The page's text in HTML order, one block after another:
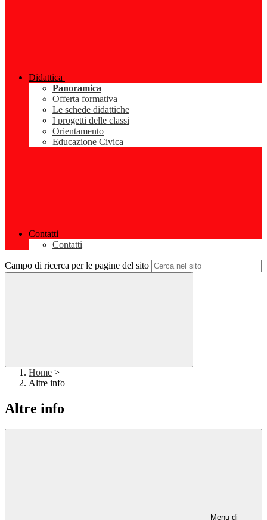
Didattica
Panoramica
Offerta formativa
Le schede didattiche
I progetti delle classi
Orientamento
Educazione Civica
Contatti
Contatti
Campo di ricerca per le pagine del sito
Home >
Altre info
Altre info
Menu di